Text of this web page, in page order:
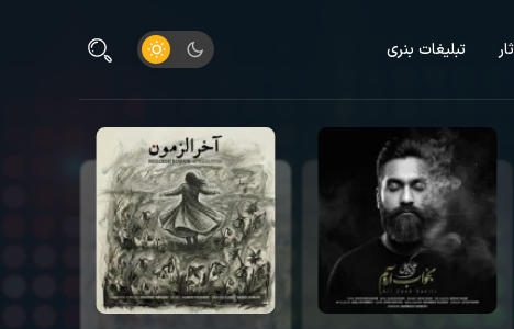
تبلیغات بنری